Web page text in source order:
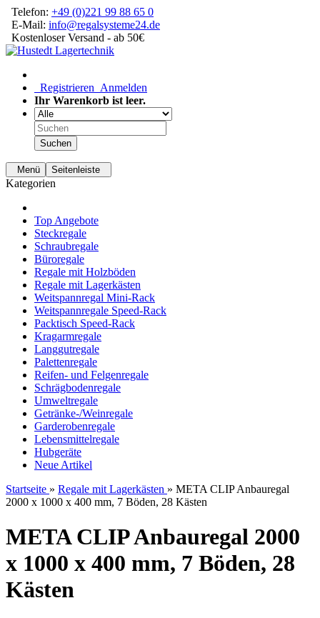
Telefon: +49 (0)221 99 88 65 0
E-Mail: info@regalsysteme24.de
Kostenloser Versand - ab 50€
Registrieren Anmelden
Ihr Warenkorb ist leer.
Suchen
Menü Seitenleiste
Kategorien
Top Angebote
Steckregale
Schraubregale
Büroregale
Regale mit Holzböden
Regale mit Lagerkästen
Weitspannregal Mini-Rack
Weitspannregale Speed-Rack
Packtisch Speed-Rack
Kragarmregale
Langgutregale
Palettenregale
Reifen- und Felgenregale
Schrägbodenregale
Umweltregale
Getränke-/Weinregale
Garderobenregale
Lebensmittelregale
Hubgeräte
Neue Artikel
Startseite » Regale mit Lagerkästen » META CLIP Anbauregal
2000 x 1000 x 400 mm, 7 Böden, 28 Kästen
META CLIP Anbauregal 2000
x 1000 x 400 mm, 7 Böden, 28
Kästen